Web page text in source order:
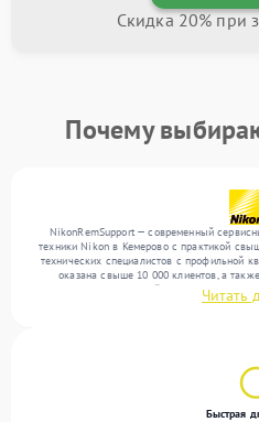
Скидка 20% при
Почему
NikonRemSupport — современный
техники Nikon в Кемерово с практикой
технических специалистов с профильной
оказана свыше 10 000 клиентов, а
Ежемесячно в сервисный центр поступает
работаем с широким спектром
Читать
Быстрая